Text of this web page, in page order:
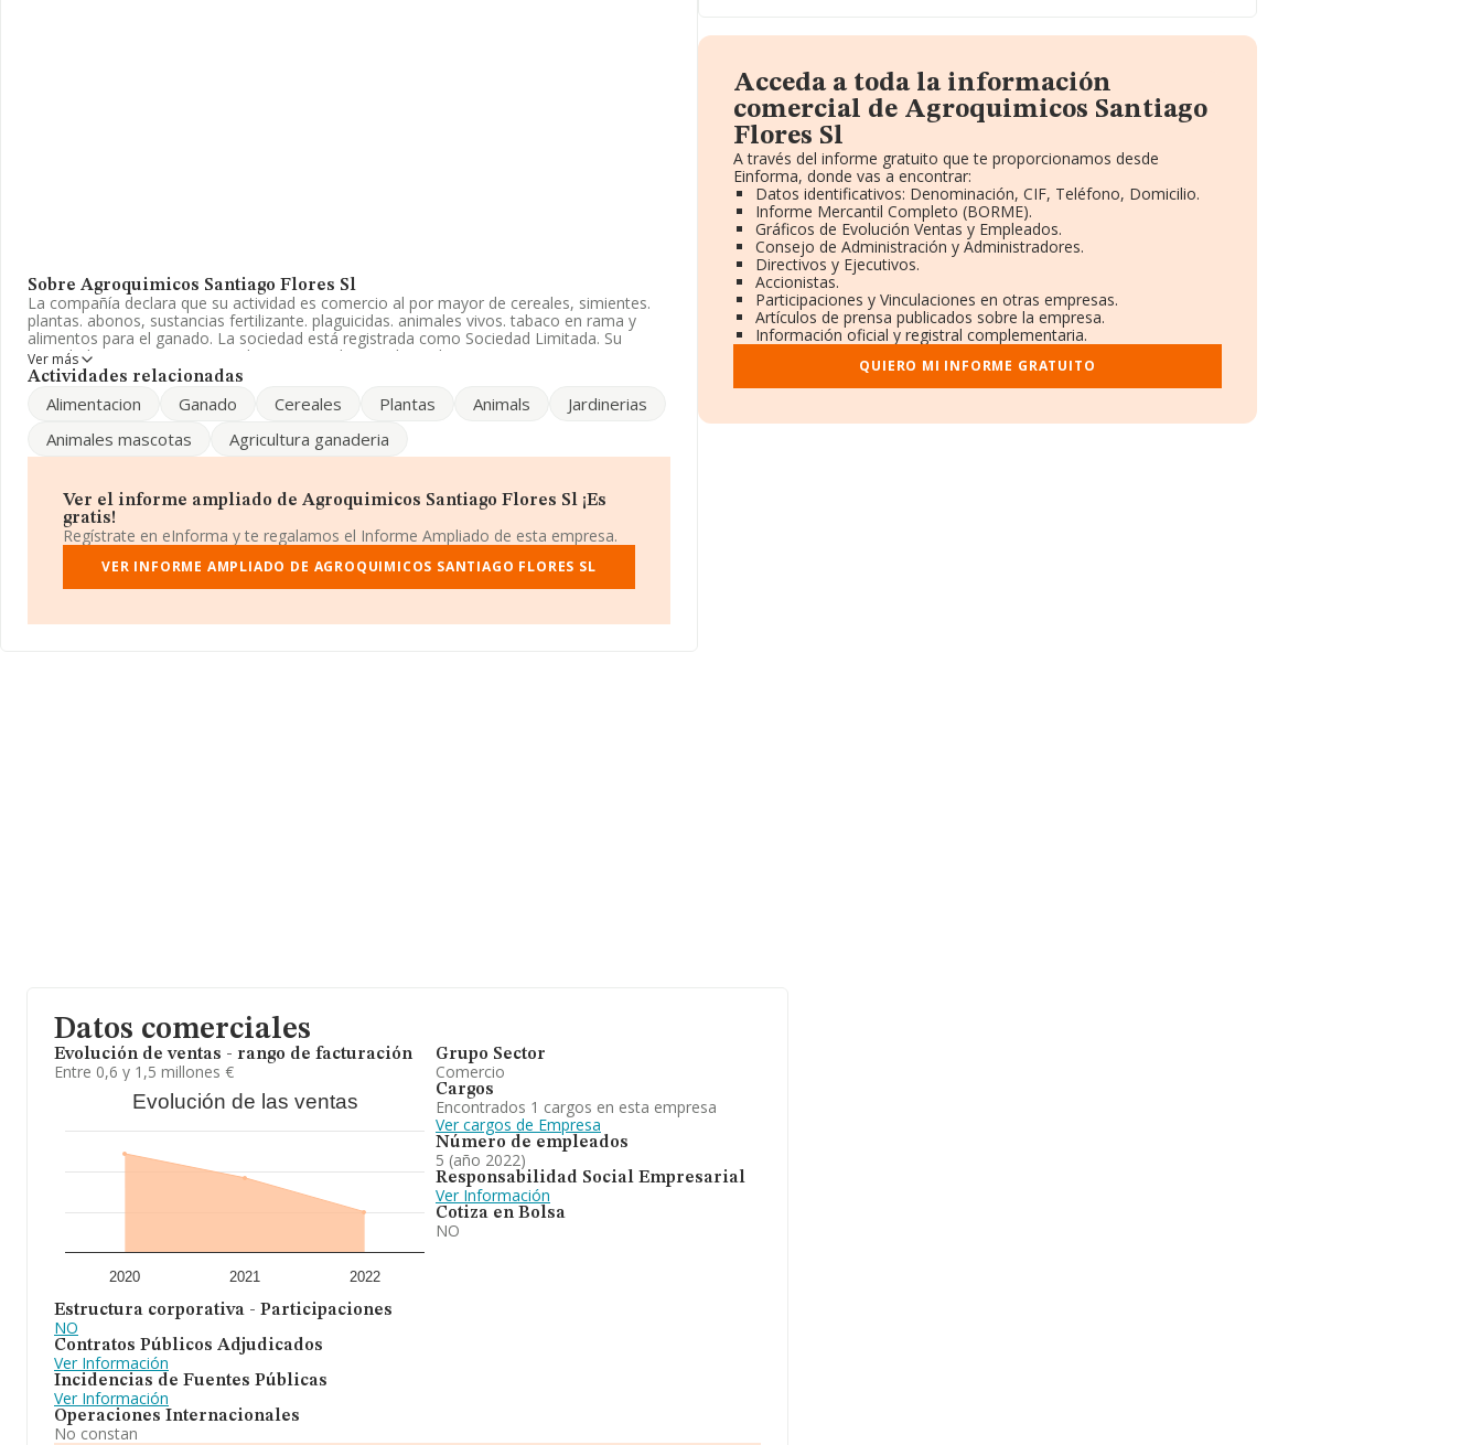
Sobre Agroquimicos Santiago Flores Sl
La compañía declara que su actividad es comercio al por mayor de cereales, simientes.
plantas. abonos, sustancias fertilizante. plaguicidas. animales vivos. tabaco en rama y
alimentos para el ganado. La sociedad está registrada como Sociedad Limitada. Su
actividad CNAE es 'Comercio al por mayor de cereales, tabaco en rama, simientes y
alimentos para animales' con código 4621. No realiza actividad de importación y/o
número ha estado por encima de la media de sector.
establecido en Poligono Industrial Ii Fase núm. 19 Par, (23770), en el municipio de
Marmolejo, en Jaén, Andalucía.
En relación con el sector y disponiendo de los datos de hasta 12.199 empresas, la
facturación en el ámbito nacional alcanza los 26.805 millones de euros y se calcula un
promedio de facturación de 2 millones de euros entre todas las compañías. En relación
empresas, con ventas en el año 2022 de 31 millones de euros. Como información
Ver más
Actividades relacionadas
Alimentacion Ganado Cereales Plantas Animals
Jardinerias
Animales mascotas
Agricultura ganaderia
Ver el informe ampliado de Agroquimicos Santiago Flores Sl ¡Es
gratis!
Regístrate en eInforma y te regalamos el Informe Ampliado de esta empresa.
VER INFORME AMPLIADO DE AGROQUIMICOS SANTIAGO FLORES SL
Acceda a toda la información
comercial de Agroquimicos Santiago
Flores Sl
A través del informe gratuito que te proporcionamos desde
Einforma, donde vas a encontrar:
Datos identificativos: Denominación, CIF, Teléfono, Domicilio.
Informe Mercantil Completo (BORME).
Gráficos de Evolución Ventas y Empleados.
Consejo de Administración y Administradores.
Directivos y Ejecutivos.
Accionistas.
Participaciones y Vinculaciones en otras empresas.
Artículos de prensa publicados sobre la empresa.
Información oficial y registral complementaria.
QUIERO MI INFORME GRATUITO
Datos comerciales
Evolución de ventas - rango de facturación
Entre 0,6 y 1,5 millones €
Evolución de las ventas
2020 2021 2022
Estructura corporativa - Participaciones
NO
Contratos Públicos Adjudicados
Ver Información
Incidencias de Fuentes Públicas
Ver Información
Operaciones Internacionales
No constan
Grupo Sector
Comercio
Cargos
Encontrados 1 cargos en esta empresa
Ver cargos de Empresa
Número de empleados
5 (año 2022)
Responsabilidad Social Empresarial
Ver Información
Cotiza en Bolsa
NO